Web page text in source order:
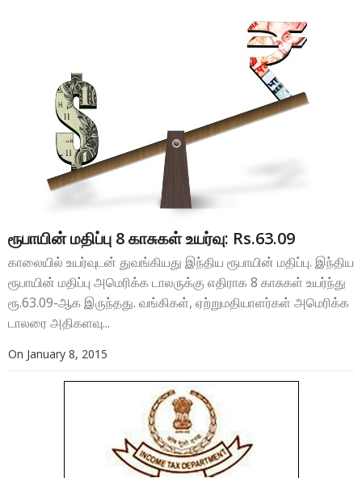
ரூபாயின் மதிப்பு 8 காசுகள் உயர்வு: Rs.63.09
காலையில் உயர்வுடன் துவங்கியது இந்திய ரூபாயின் மதிப்பு. இந்திய
ரூபாயின் மதிப்பு அமெரிக்க டாலருக்கு எதிராக 8 காசுகள் உயர்ந்து
ரூ.63.09-ஆக இருந்தது. வங்கிகள், ஏற்றுமதியாளர்கள் அமெரிக்க
டாலரை அதிகளவு...
On January 8, 2015